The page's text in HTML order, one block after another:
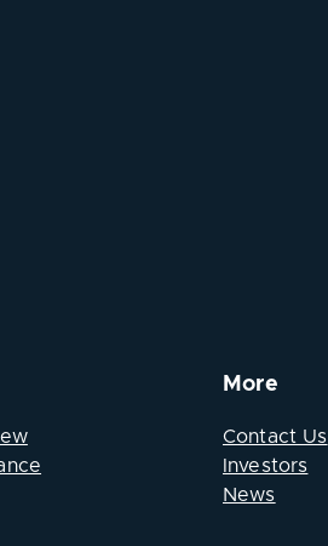
More
Contact Us
Investors
News